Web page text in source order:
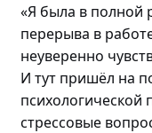
«Я была в полной
перерыва в
неуверенно
И тут пришёл на
стрессовые